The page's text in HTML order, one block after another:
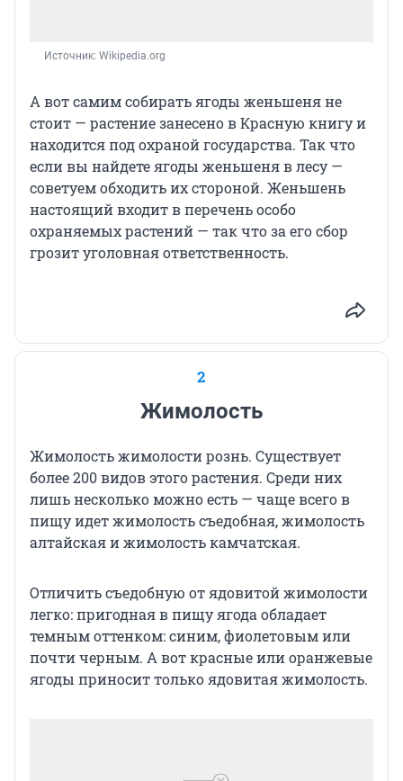
Источник: Wikipedia.org
А вот самим собирать ягоды женьшеня не
стоит — растение занесено в Красную книгу и
находится под охраной государства. Так что
если вы найдете ягоды женьшеня в лесу —
советуем обходить их стороной. Женьшень
настоящий входит в перечень особо
охраняемых растений — так что за его сбор
грозит уголовная ответственность.
2
Жимолость
Жимолость жимолости рознь. Существует
более 200 видов этого растения. Среди них
лишь несколько можно есть — чаще всего в
пищу идет жимолость съедобная, жимолость
алтайская и жимолость камчатская.
Отличить съедобную от ядовитой жимолости
легко: пригодная в пищу ягода обладает
темным оттенком: синим, фиолетовым или
почти черным. А вот красные или оранжевые
ягоды приносит только ядовитая жимолость.